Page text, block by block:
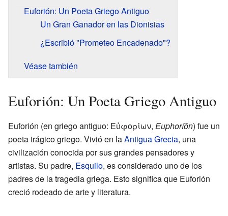
Euforión: Un Poeta Griego Antiguo
Un Gran Ganador en las Dionisias
¿Escribió "Prometeo Encadenado"?
Véase también
Euforión: Un Poeta Griego Antiguo
Euforión (en griego antiguo: Εὐφορίων, Euphoríōn) fue un
poeta trágico griego. Vivió en laAntigua Grecia, una
civilización conocida por sus grandes pensadores y
artistas. Su padre, Esquilo, es considerado uno de los
padres de la tragedia griega. Esto significa que Euforión
creció rodeado de arte y literatura.